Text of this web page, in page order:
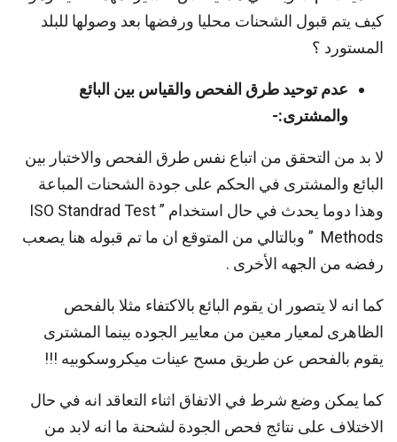
كيف يتم قبول الشحنات محليا ورفضها بعد وصولها للبلد
المستورد ؟
عدم توحيد طرق الفحص والقياس بين البائع
والمشترى:-
لا بد من التحقق من اتباع نفس طرق الفحص والاختبار بين
البائع والمشترى في الحكم على جودة الشحنات المباعة
وهذا دوما يحدث في حال استخدام ” ISO Standrad Test
Methods ” وبالتالي من المتوقع ان ما تم قبوله هنا يصعب
رفضه من الجهه الأخرى .
كما انه لا يتصور ان يقوم البائع بالاكتفاء مثلا بالفحص
الظاهرى لمعيار معين من معايير الجوده بينما المشترى
يقوم بالفحص عن طريق مسح عينات ميكروسكوبيه !!!
كما يمكن وضع شرط في الاتفاق اثناء التعاقد انه في حال
الاختلاف على نتائج فحص الجودة لشحنة ما انه لابد من